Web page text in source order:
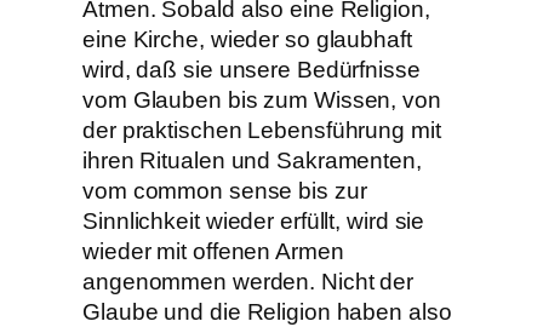
Atmen. Sobald also eine Religion,
eine Kirche, wieder so glaubhaft
wird, daß sie unsere Bedürfnisse
vom Glauben bis zum Wissen, von
der praktischen Lebensführung mit
ihren Ritualen und Sakramenten,
vom common sense bis zur
Sinnlichkeit wieder erfüllt, wird sie
wieder mit offenen Armen
angenommen werden. Nicht der
Glaube und die Religion haben also